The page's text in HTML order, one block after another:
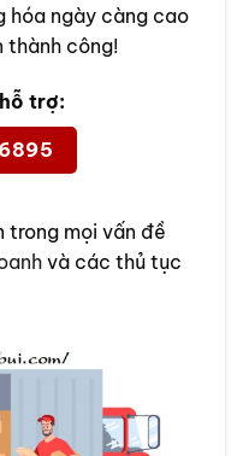
hóa ngày càng cao
thành công!
trợ:
trong mọi vấn đề
và các thủ tục